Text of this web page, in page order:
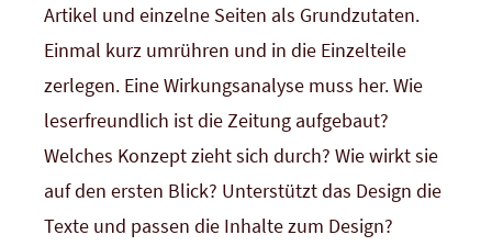
Artikel und einzelne Seiten als Grundzutaten.
Einmal kurz umrühren und in die Einzelteile
zerlegen. Eine Wirkungsanalyse muss her. Wie
leserfreundlich ist die Zeitung aufgebaut?
Welches Konzept zieht sich durch? Wie wirkt sie
auf den ersten Blick? Unterstützt das Design die
Texte und passen die Inhalte zum Design?